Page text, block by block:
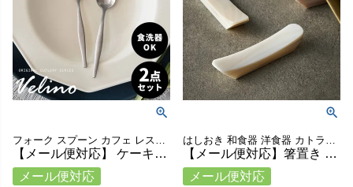
【メール便対応】 ケーキフォーク ティースプーン セット マット シルバー つや消し ヴェリーノ [velino-set2-slv]【 Velino カトラリー ステンレス シリーズ 銀 キッチン プレゼント 食洗機対応 雑貨 おしゃれ 北欧 アジアン 】
メール便対応
【メール便対応】箸置き カトラリーレスト シェル 貝 約 W 7cm D 1.3cm H 0.9cm ホワイト [51261]【 ロング シンプル カフェ カトラリースタンド ハンドメイド かわいい リゾート ギフト プレゼント アジアン ナチュラル アジアン雑貨 】
メール便対応